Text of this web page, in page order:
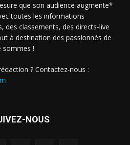
que son audience augmente*
toutes les informations
des classements, des directs-live
à destination des passionnés de
sommes !
? Contactez-nous :
NOUS